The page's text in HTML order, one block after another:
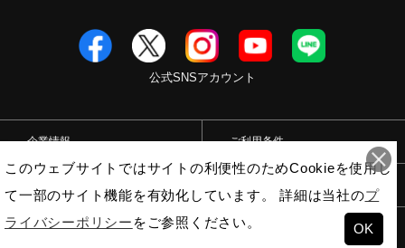
公式SNSアカウント
企業情報 ご利用条件
© Mizuno Corporation OK
このウェブサイトではサイトの利便性のためCookieを使用し
て一部のサイト機能を有効化しています。 詳細は当社のプ
ライバシーポリシー をご参照ください。